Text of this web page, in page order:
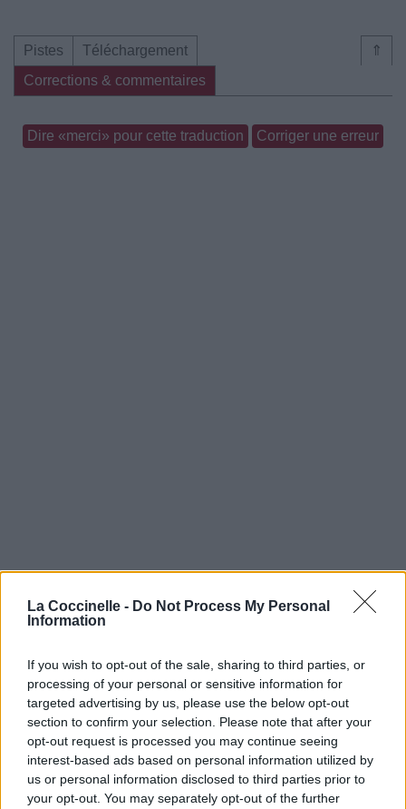
La Coccinelle - Do Not Process My Personal
Information
If you wish to opt-out of the sale, sharing to third parties, or
processing of your personal or sensitive information for
targeted advertising by us, please use the below opt-out
section to confirm your selection. Please note that after your
opt-out request is processed you may continue seeing
interest-based ads based on personal information utilized by
us or personal information disclosed to third parties prior to
your opt-out. You may separately opt-out of the further
⇑
Pistes
Téléchargement
Corrections & commentaires
Dire «merci» pour cette traduction Corriger une erreur